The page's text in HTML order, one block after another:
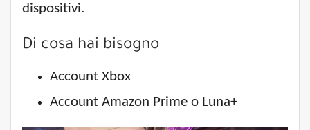
dispositivi.
Di cosa hai bisogno
Account Xbox
Account Amazon Prime o Luna+